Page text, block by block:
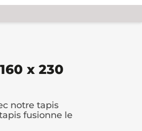
x 230
notre tapis
fusionne le